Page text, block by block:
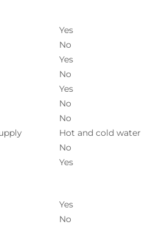
Yes
No
Yes
No
Yes
No
No
Hot and cold water
No
Yes
Yes
No